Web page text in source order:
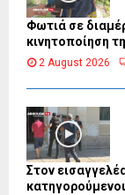
Φωτιά σε
κινητοποίηση
2 August 2026
Στον